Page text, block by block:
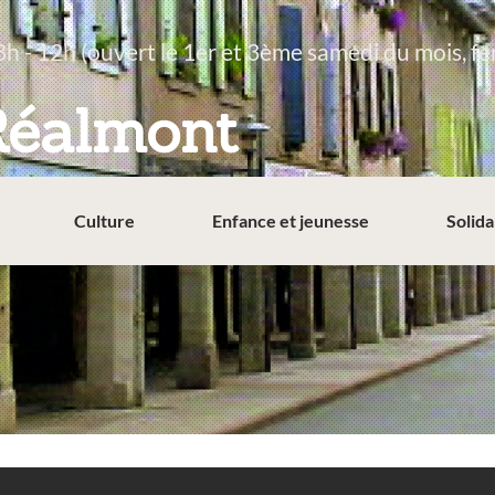
- 12h (ouvert le 1er et 3ème samedi du mois,
Culture Enfance et jeunesse